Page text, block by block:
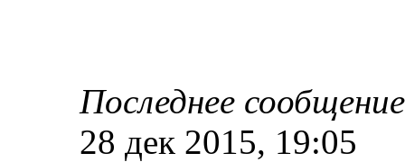
Последнее
28 дек 2015, 19:05